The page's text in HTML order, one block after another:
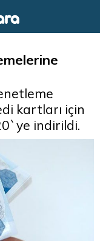
kartları için
indirildi.